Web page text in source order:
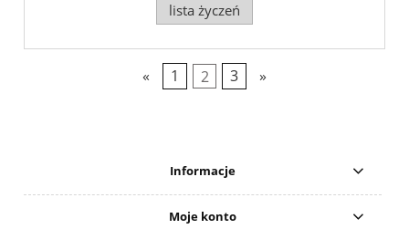
lista życzeń
« 1 2 3 »
Informacje
Moje konto